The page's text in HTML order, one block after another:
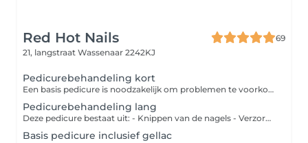
Red Hot Nails
69
21, langstraat Wassenaar 2242KJ
Pedicurebehandeling kort
Een basis pedicure is noodzakelijk om problemen te voorkomen vooral als u zelf U voeten niet meer kan verzorgen. U nagels worden geknipt eventueel dunner gevijld eelt wordt weggesneden likdoorns worden weggehaald.
Pedicurebehandeling lang
Deze pedicure bestaat uit: - Knippen van de nagels - Verzorging van de nagelomgeving - Verwijderen van kleine oppervlaktes eelt - Frezen en polijsten van de nagels en voeten - Voetencrème en verzorgende nagelolie
Basis pedicure inclusief gellac